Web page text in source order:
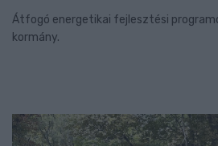
Átfogó energetikai fejlesztési
kormány.